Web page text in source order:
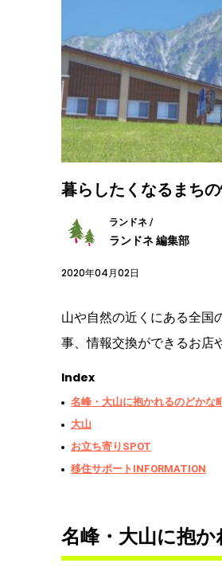
暮らしたくなるまち
ランドネ /
ランドネ 編集部
2020年04月02日
山や自然の近くにある全国
事、情報交換ができるお店
Index
名峰・大山に抱かれるのどかな
大山
お立ち寄りSPOT
移住サポートINFORMATION
名峰・大山に抱